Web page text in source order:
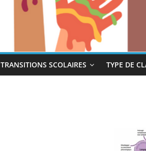
TRANSITIONS SCOLAIRES TYPE DE